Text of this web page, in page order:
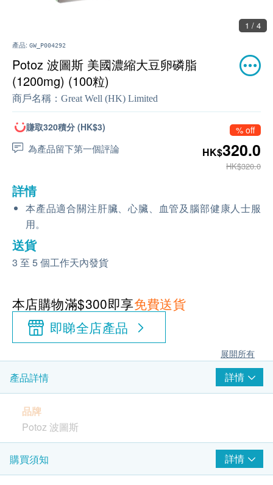
1 / 4
產品: GW_P004292
Potoz 波圖斯 美國濃縮大豆卵磷脂
(1200mg) (100粒)
商戶名稱： Great Well (HK) Limited
賺取320積分 (HK$3)
為產品留下第一個評論
% off
HK$320.0
HK$320.0
詳情
本產品適合關注肝臟、心臟、血管及腦部健康人士服
用。
送貨
3 至 5 個工作天內發貨
本店購物滿$300即享免費送貨
即睇全店產品
展開所有
產品詳情 詳情
品牌
Potoz 波圖斯
包裝
100粒
購買須知 詳情